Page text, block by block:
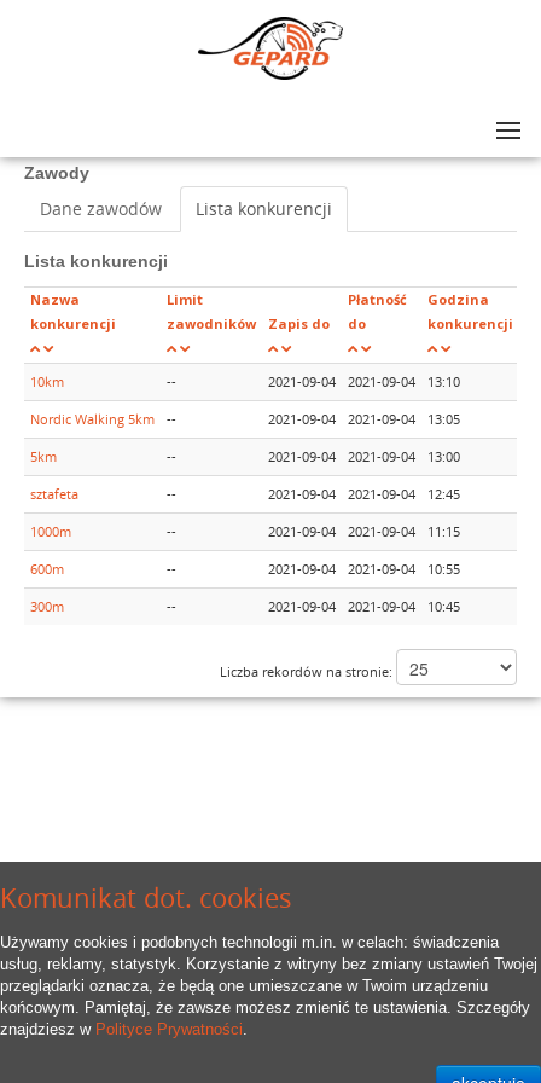
Komunikat dot. cookies
Używamy cookies i podobnych technologii m.in. w celach: świadczenia
usług, reklamy, statystyk. Korzystanie z witryny bez zmiany ustawień Twojej
przeglądarki oznacza, że będą one umieszczane w Twoim urządzeniu
końcowym. Pamiętaj, że zawsze możesz zmienić te ustawienia. Szczegóły
znajdziesz w Polityce Prywatności.
Zawody
Dane zawodów Lista konkurencji
Lista konkurencji
Nazwa
konkurencji
Limit
zawodników
Zapis do
Płatność
do
Godzina
konkurencji
10km -- 2021-09-04 2021-09-04 13:10
Nordic Walking 5km -- 2021-09-04 2021-09-04 13:05
5km -- 2021-09-04 2021-09-04 13:00
sztafeta -- 2021-09-04 2021-09-04 12:45
1000m -- 2021-09-04 2021-09-04 11:15
600m -- 2021-09-04 2021-09-04 10:55
300m -- 2021-09-04 2021-09-04 10:45
Liczba rekordów na stronie: